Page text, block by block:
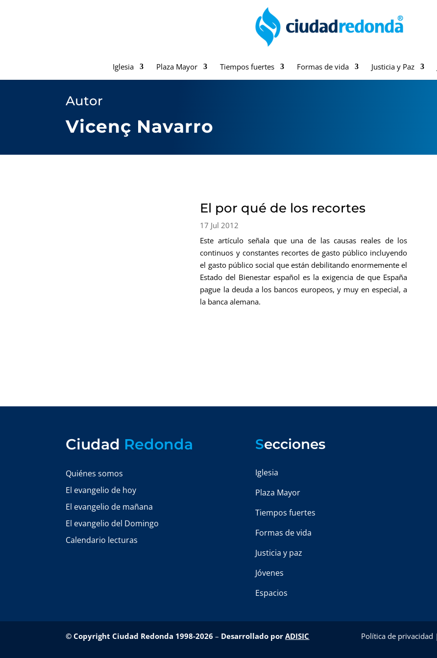
Iglesia Plaza Mayor Tiempos fuertes Formas de vida Justicia y Paz
Autor
Vicenç Navarro
El por qué de los recortes
17 Jul 2012
Este artículo señala que una de las causas reales de los
continuos y constantes recortes de gasto público incluyendo
el gasto público social que están debilitando enormemente el
Estado del Bienestar español es la exigencia de que España
pague la deuda a los bancos europeos, y muy en especial, a
la banca alemana.
Ciudad Redonda
Quiénes somos
El evangelio de hoy
El evangelio de mañana
El evangelio del Domingo
Calendario lecturas
Secciones
Iglesia
Plaza Mayor
Tiempos fuertes
Formas de vida
Justicia y paz
Jóvenes
Espacios
© Copyright Ciudad Redonda 1998-2026 – Desarrollado porADISIC Política de privacidad |